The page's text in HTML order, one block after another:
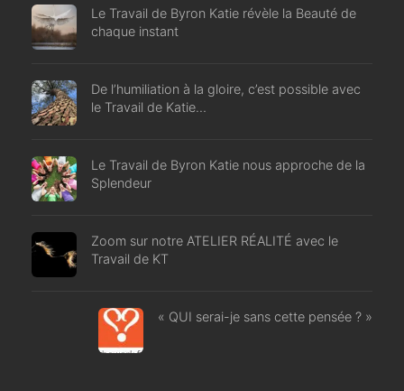
Le Travail de Byron Katie révèle la Beauté de
chaque instant
De l’humiliation à la gloire, c’est possible avec
le Travail de Katie…
Le Travail de Byron Katie nous approche de la
Splendeur
Zoom sur notre ATELIER RÉALITÉ avec le
Travail de KT
« QUI serai-je sans cette pensée ? »